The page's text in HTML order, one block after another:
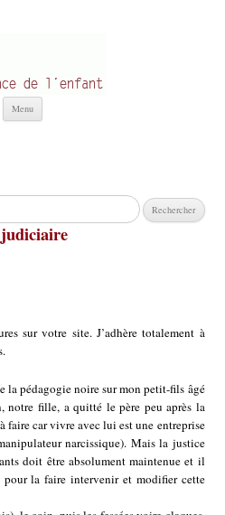
Menu
:
judiciaire
sur votre site. J’adhère totalement à
la pédagogie noire sur mon petit-fils âgé
notre fille, a quitté le père peu après la
faire car vivre avec lui est une entreprise
narcissique). Mais la justice
doit être absolument maintenue et il
pour la faire intervenir et modifier cette